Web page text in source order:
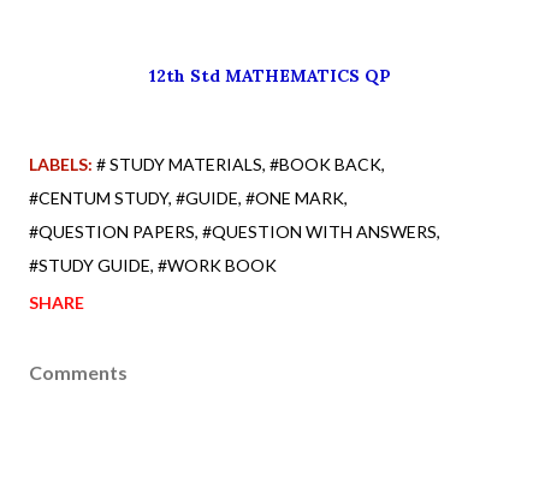
12th Std MATHEMATICS QP
LABELS: # STUDY MATERIALS #BOOK BACK
#CENTUM STUDY #GUIDE #ONE MARK
#QUESTION PAPERS #QUESTION WITH ANSWERS
#STUDY GUIDE #WORK BOOK
SHARE
Comments